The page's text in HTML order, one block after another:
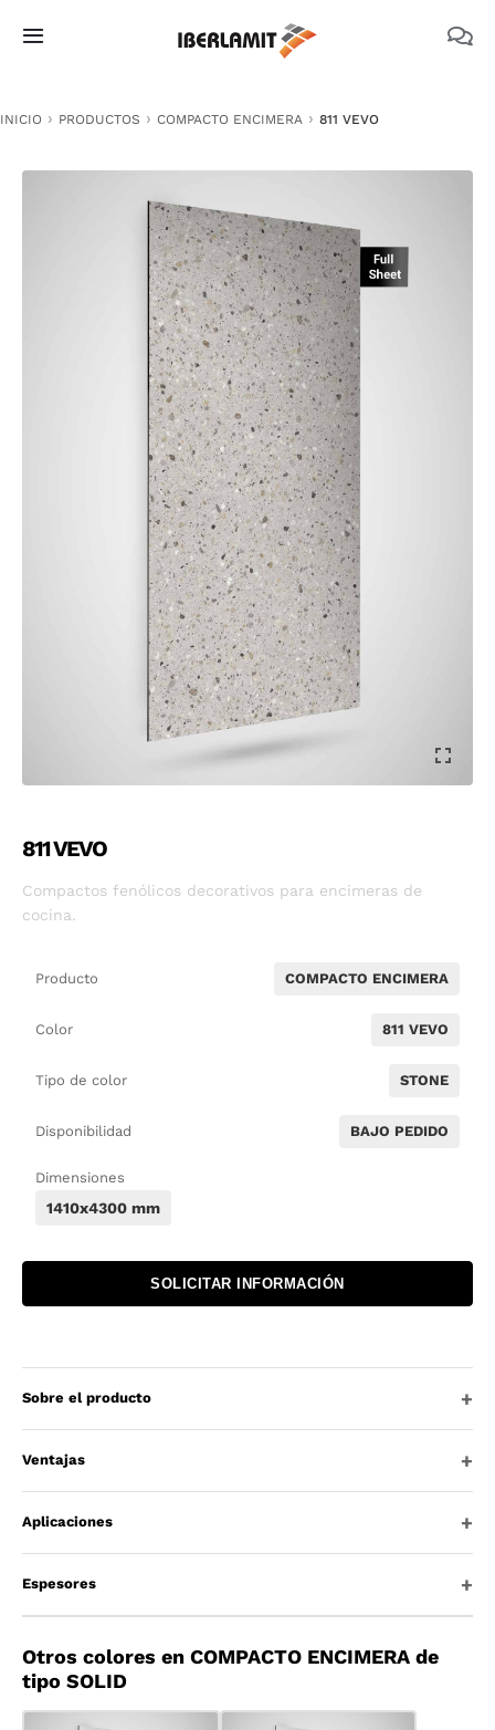
Toggle
NOSOTROS
DOCUMENTACIÓN TÉCNICA
MEDIO AMBIENTE
INICIO PRODUCTOS COMPACTO ENCIMERA 811 VEVO
811 VEVO
Compactos fenólicos decorativos para encimeras de
cocina.
Producto COMPACTO ENCIMERA
Color 811 VEVO
Tipo de color STONE
Disponibilidad BAJO PEDIDO
Dimensiones
1410x4300 mm
SOLICITAR INFORMACIÓN
Sobre el producto
Ventajas
Aplicaciones
Espesores
Otros colores en COMPACTO ENCIMERA de
tipo SOLID